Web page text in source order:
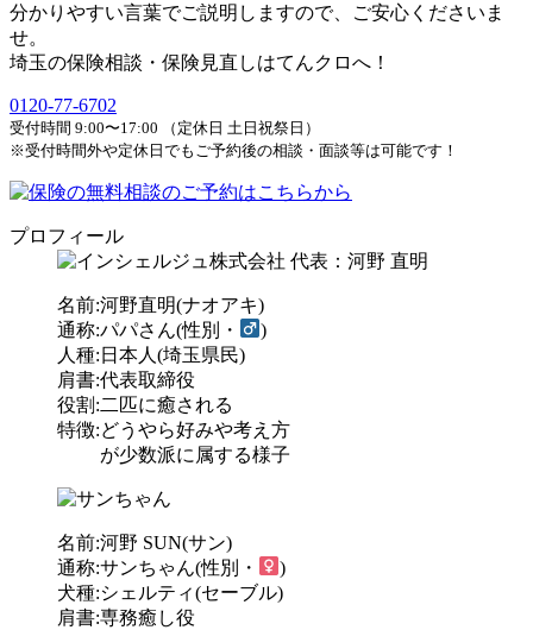
分かりやすい言葉でご説明しますので、ご安心くださいま
せ。
埼玉の保険相談・保険見直しはてんクロへ！
0120-77-6702
受付時間 9:00〜17:00 （定休日 土日祝祭日）
※受付時間外や定休日でもご予約後の相談・面談等は可能です！
プロフィール
名前:河野直明(ナオアキ)
通称:パパさん(性別・
)
人種:日本人(埼玉県民)
肩書:代表取締役
役割:二匹に癒される
特徴:どうやら好みや考え方
が少数派に属する様子
名前:河野 SUN(サン)
通称:サンちゃん(性別・
)
犬種:シェルティ(セーブル)
肩書:専務癒し役